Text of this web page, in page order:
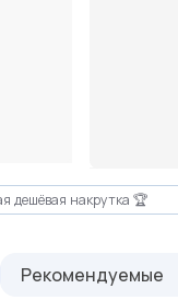
дешёвая накрутка 🏆
Рекомендуемые